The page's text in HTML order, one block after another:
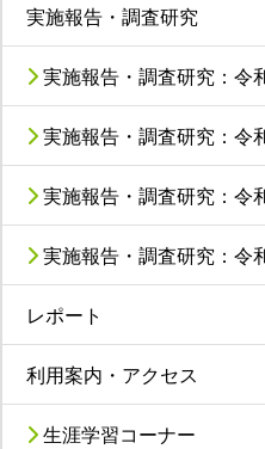
実施報告・調査研究
実施報告・調査研究：令
実施報告・調査研究：令
実施報告・調査研究：令
実施報告・調査研究：令
レポート
利用案内・アクセス
生涯学習コーナー